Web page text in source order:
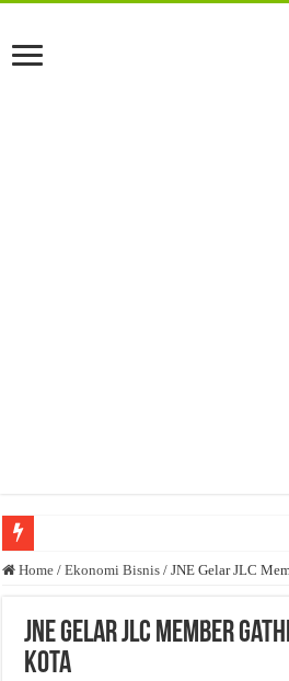
Anda butuh promosi usaha? Kontak ke Email
Dibutuhkan Marketing. Lamaran di-email ke
Home / Ekonomi Bisnis / JNE Gelar JLC
JNE Gelar JLC Member
Kota